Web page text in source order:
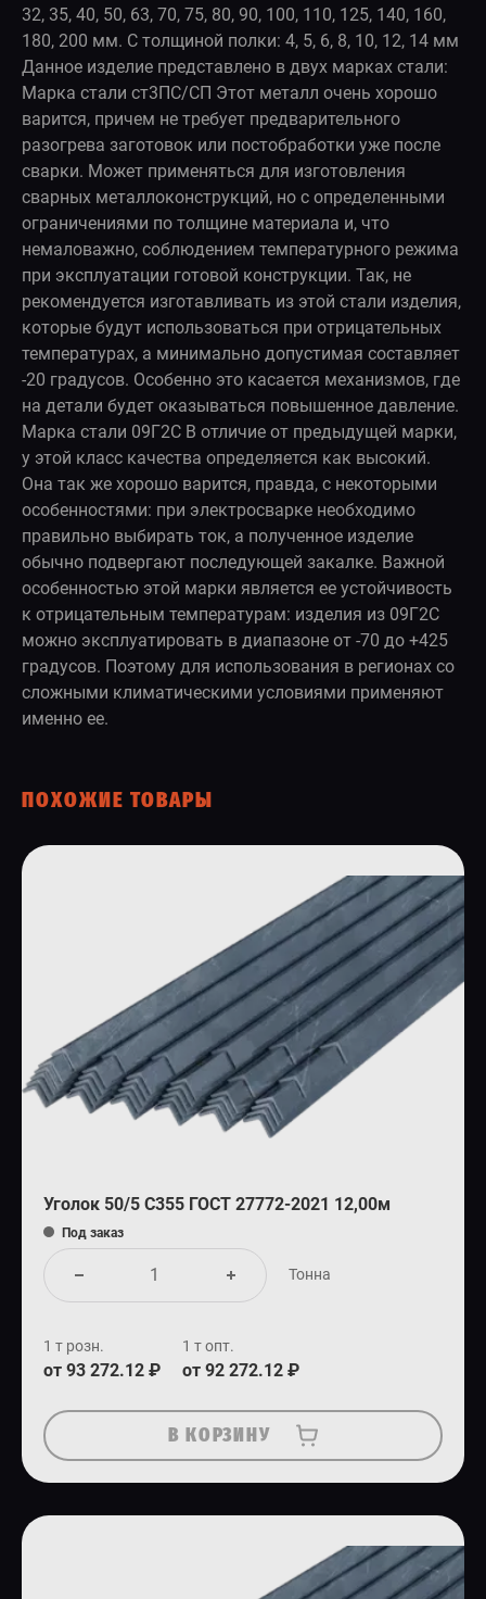
32, 35, 40, 50, 63, 70, 75, 80, 90, 100, 110, 125, 140, 160,
180, 200 мм. С толщиной полки: 4, 5, 6, 8, 10, 12, 14 мм
Данное изделие представлено в двух марках стали:
Марка стали ст3ПС/СП Этот металл очень хорошо
варится, причем не требует предварительного
разогрева заготовок или постобработки уже после
сварки. Может применяться для изготовления
сварных металлоконструкций, но с определенными
ограничениями по толщине материала и, что
немаловажно, соблюдением температурного режима
при эксплуатации готовой конструкции. Так, не
рекомендуется изготавливать из этой стали изделия,
которые будут использоваться при отрицательных
температурах, а минимально допустимая составляет
-20 градусов. Особенно это касается механизмов, где
на детали будет оказываться повышенное давление.
Марка стали 09Г2С В отличие от предыдущей марки,
у этой класс качества определяется как высокий.
Она так же хорошо варится, правда, с некоторыми
особенностями: при электросварке необходимо
правильно выбирать ток, а полученное изделие
обычно подвергают последующей закалке. Важной
особенностью этой марки является ее устойчивость
к отрицательным температурам: изделия из 09Г2С
можно эксплуатировать в диапазоне от -70 до +425
градусов. Поэтому для использования в регионах со
сложными климатическими условиями применяют
именно ее.
ПОХОЖИЕ ТОВАРЫ
Уголок 50/5 С355 ГОСТ 27772-2021 12,00м
Под заказ
Тонна
1 т розн.
от 93 272.12 ₽
1 т опт.
от 92 272.12 ₽
В КОРЗИНУ